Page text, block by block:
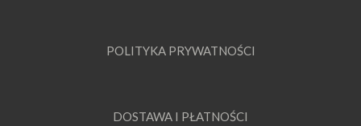
POLITYKA PRYWATNOŚCI
DOSTAWA I PŁATNOŚCI